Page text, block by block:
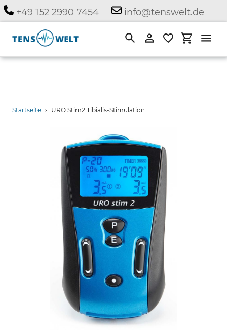
Direkt
zum
Inhalt
+49 152 2990 7454 info@tenswelt.de
SuchenEinloggen
Startseite › URO Stim2 Tibialis-Stimulation